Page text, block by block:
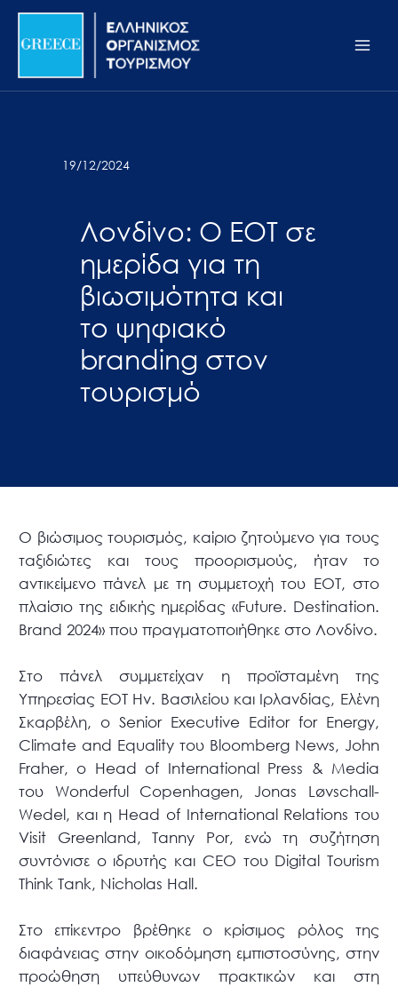
Σημείωση:
ιστότοπος
προσβασιμότητας.
Μετάβαση
περιεχόμενο
19/12/2024
Λονδίνο: O ΕΟΤ σε
ημερίδα για τη
βιωσιμότητα και
το ψηφιακό
branding στον
τουρισμό
Ο βιώσιμος τουρισμός, καίριο ζητούμενο για τους
ταξιδιώτες και τους προορισμούς, ήταν το
αντικείμενο πάνελ με τη συμμετοχή του ΕΟΤ, στο
πλαίσιο της ειδικής ημερίδας «Future. Destination.
Brand 2024» που πραγματοποιήθηκε στο Λονδίνο.
Στο πάνελ συμμετείχαν η προϊσταμένη της
Υπηρεσίας ΕΟΤ Ην. Βασιλείου και Ιρλανδίας, Ελένη
Σκαρβέλη, ο Senior Executive Editor for Energy,
Climate and Equality του Bloomberg News, John
Fraher, ο Head of International Press & Media
του Wonderful Copenhagen, Jonas Løvschall-
Wedel, και η Head of International Relations του
Visit Greenland, Tanny Por, ενώ τη συζήτηση
συντόνισε ο ιδρυτής και CEO του Digital Tourism
Think Tank, Nicholas Hall.
Στο επίκεντρο βρέθηκε ο κρίσιμος ρόλος της
διαφάνειας στην οικοδόμηση εμπιστοσύνης, στην
προώθηση υπεύθυνων πρακτικών και στη